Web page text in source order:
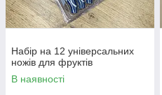
Набір на 12 універсальних
ножів для фруктів
В наявності